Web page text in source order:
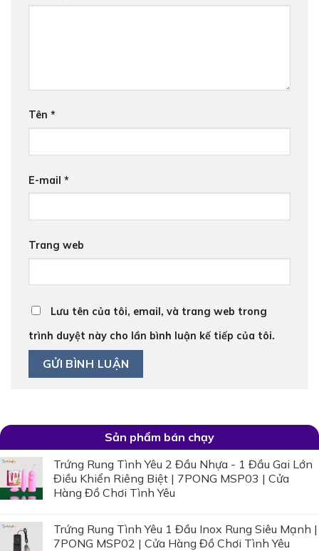
Tên *
E-mail *
Trang web
Lưu tên của tôi, email, và trang web trong
trình duyệt này cho lần bình luận kế tiếp của tôi.
Sản phẩm bán chạy
Trứng Rung Tình Yêu 2 Đầu Nhựa - 1 Đầu Gai Lớn
Điều Khiển Riêng Biệt | 7PONG MSP03 | Cửa
Hàng Đồ Chơi Tình Yêu
Trứng Rung Tình Yêu 1 Đầu Inox Rung Siêu Mạnh |
7PONG MSP02 | Cửa Hàng Đồ Chơi Tình Yêu